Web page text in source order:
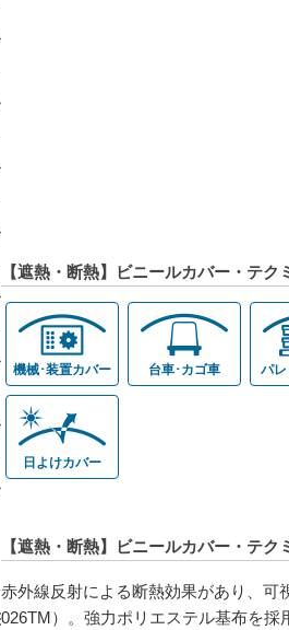
【遮熱・断熱】ビニールカバー・テ
機械･装置カバー 台車･カゴ車 パ
日よけカバー
【遮熱・断熱】ビニールカバー・テ
赤外線反射による断熱効果があり、可
026TM）。強力ポリエステル基布を採